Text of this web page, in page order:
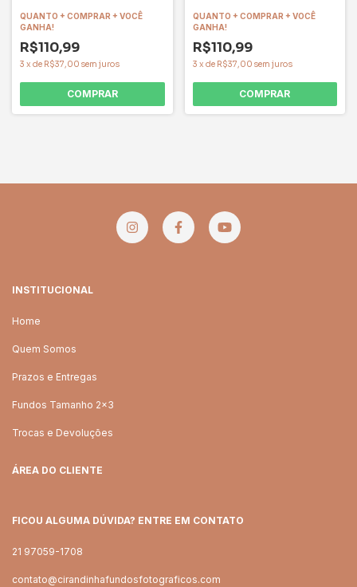
QUANTO + COMPRAR + VOCÊ
GANHA!
R$110,99
3 x de R$37,00 sem juros
COMPRAR
QUANTO + COMPRAR + VOCÊ
GANHA!
R$110,99
3 x de R$37,00 sem juros
COMPRAR
INSTITUCIONAL
Home
Quem Somos
Prazos e Entregas
Fundos Tamanho 2x3
Trocas e Devoluções
ÁREA DO CLIENTE
FICOU ALGUMA DÚVIDA? ENTRE EM CONTATO
21 97059-1708
contato@cirandinhafundosfotograficos.com